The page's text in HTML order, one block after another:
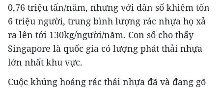
0,76 triệu tấn/năm, nhưng với dân số khiêm tốn
6 triệu người, trung bình lượng rác nhựa họ xả
ra lên tới 130kg/người/năm. Con số cho thấy
Singapore là quốc gia có lượng phát thải nhựa
lớn nhất khu vực.
Cuộc khủng hoảng rác thải nhựa đã và đang gõ